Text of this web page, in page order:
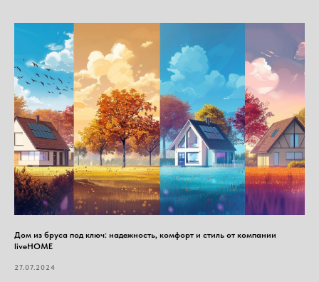
Дом из бруса под ключ: надежность, комфорт и стиль от компании
liveHOME
27.07.2024